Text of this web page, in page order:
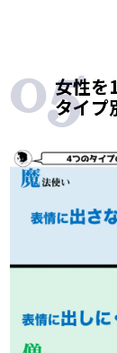
女性を
タイプ